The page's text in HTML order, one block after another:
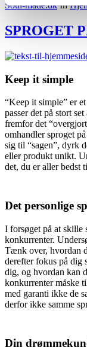
Soul-made.dk In
SPROGET
Keep it simple
“Keep it simple” er
passer det på stort
fremfor det
omhandler sproget
sig til “sagen”, dyrk
eller produkt unikt.
det, du er aller bedst
Det personlige
I forsøget på at skille
konkurrenter.
Tænk over, hvordan
derefter fokus på dig
dig, og hvordan kan
konkurrenter måske
med garanti ikke de
derfor ikke samme
Din